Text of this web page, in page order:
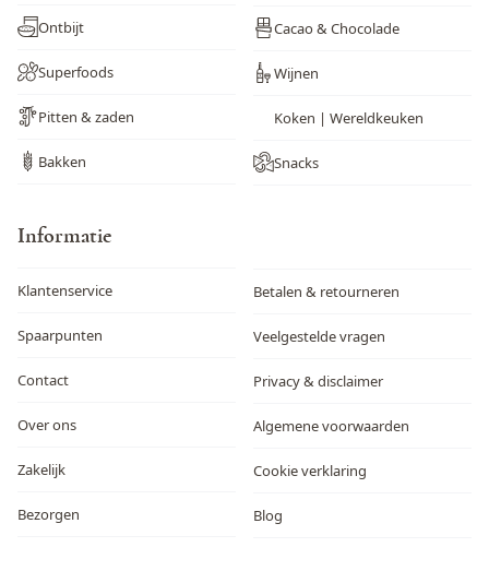
Ontbijt
Superfoods
Pitten & zaden
Bakken
Cacao & Chocolade
Wijnen
Koken | Wereldkeuken
Snacks
Informatie
Klantenservice
Spaarpunten
Contact
Over ons
Zakelijk
Bezorgen
Betalen & retourneren
Veelgestelde vragen
Privacy & disclaimer
Algemene voorwaarden
Cookie verklaring
Blog